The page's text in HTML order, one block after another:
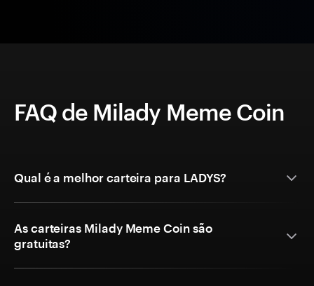
FAQ de Milady Meme Coin
Qual é a melhor carteira para LADYS?
As carteiras Milady Meme Coin são
gratuitas?